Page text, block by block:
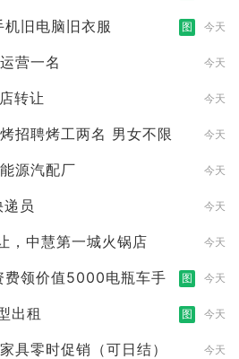
旧电脑旧衣服 图 今天
营一名 今天
转让 今天
招聘烤工两名 男女不限 今天
源汽配厂 今天
员 今天
，中慧第一城火锅店 今天
费领价值5000电瓶车手 图 今天
出租 图 今天
具零时促销（可日结） 今天